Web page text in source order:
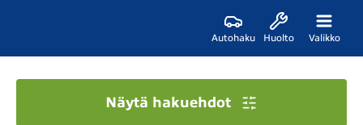
Autohaku Huolto Valikko
Näytä hakuehdot